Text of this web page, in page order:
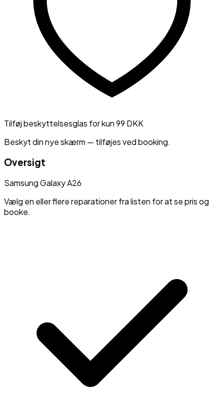
Tilføj beskyttelsesglas for kun 99 DKK
Beskyt din nye skærm — tilføjes ved booking.
Oversigt
SamsungGalaxy A26
Vælg en eller flere reparationer fra listen for at se pris og
booke.